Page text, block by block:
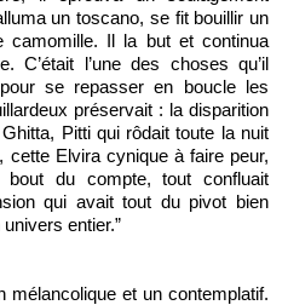
un toscano, se fit bouillir un
camomille. Il la but et continua
C’était l’une des choses qu’il
se repasser en boucle les
préservait : la disparition
Pitti qui rôdait toute la nuit
Elvira cynique à faire peur,
du compte, tout confluait
qui avait tout du pivot bien
entier.”
mélancolique et un contemplatif.